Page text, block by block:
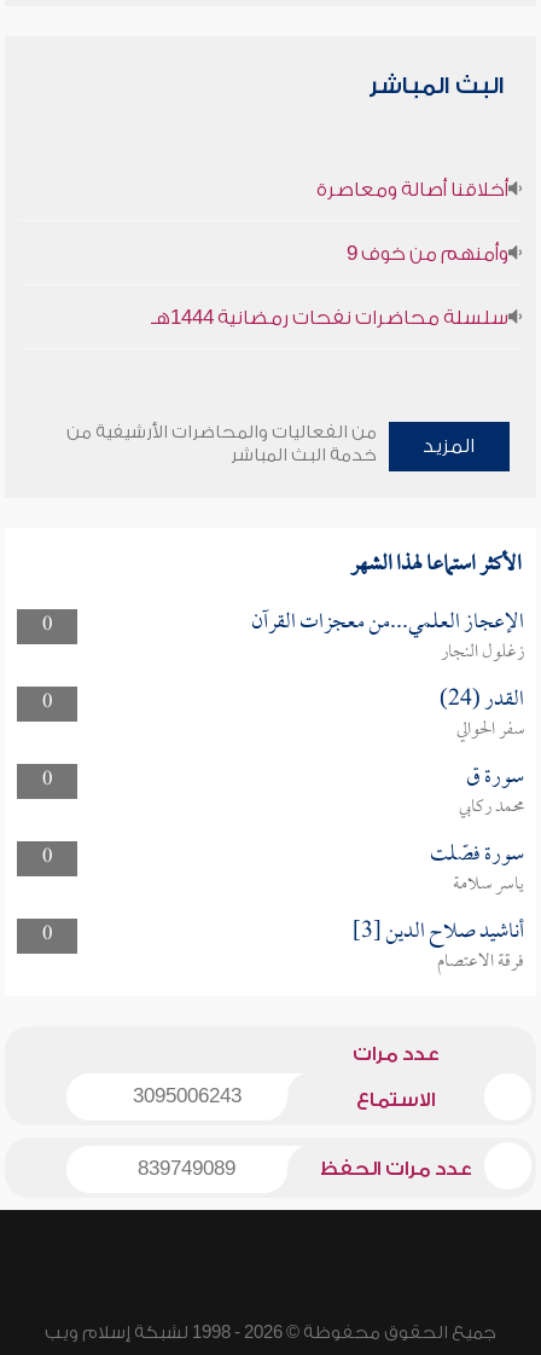
البث المباشر
أخلاقنا أصالة ومعاصرة
وأمنهم من خوف 9
سلسلة محاضرات نفحات رمضانية 1444هـ
المزيد
من الفعاليات والمحاضرات الأرشيفية من
خدمة البث المباشر
الأكثر استماعا لهذا الشهر
0 الإعجاز العلمي...من معجزات القرآن
زغلول النجار
0
القدر (24)
سفر الحوالي
0
سورة ق
محمد ركابي
0
سورة فصّلت
ياسر سلامة
0
أناشيد صلاح الدين [3]
فرقة الاعتصام
عدد مرات
الاستماع 3095006243
عدد مرات الحفظ 839749089
جميع الحقوق محفوظة © 2026 - 1998 لشبكة إسلام ويب